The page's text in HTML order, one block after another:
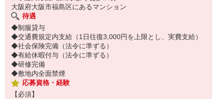
大阪府大阪市福島区にあるマンション
待遇
◆制服貸与
◆交通費規定内支給（1日往復3,000円を上限とし、実費支給）
◆社会保険完備（法令に準ずる）
◆有給休暇付与（法令に準ずる）
◆研修完備
◆敷地内全面禁煙
応募資格・経験
【必須】